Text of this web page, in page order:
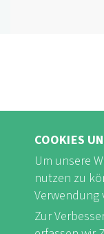
FB
COOKIES
Um unsere
nutzen zu
Verwendung
Zur